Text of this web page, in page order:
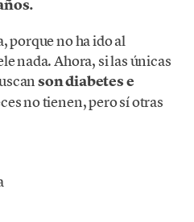
porque no ha ido al
nada. Ahora, si las únicas
son diabetes e
no tienen, pero sí otras